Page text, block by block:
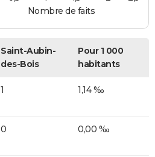
Nombre de faits
Saint-Aubin-
des-Bois
Pour 1 000
habitants
1 1,14 ‰
0 0,00 ‰